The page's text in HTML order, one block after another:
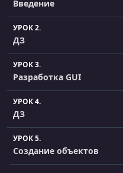
Введение
УРОК 2.
ДЗ
УРОК 3.
Разработка GUI
УРОК 4.
ДЗ
УРОК 5.
Создание объектов